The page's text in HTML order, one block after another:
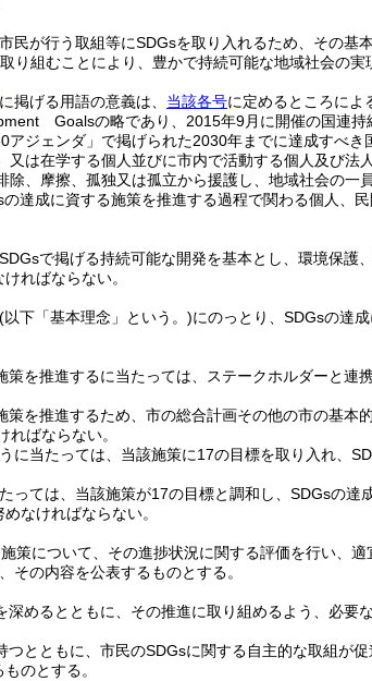
民が行う取組等にSDGsを取り入れるため、その
り組むことにより、豊かで持続可能な地域社会の実
に掲げる用語の意義は、 当該各号に定めるところによ
Goalsの略であり、2015年9月に開催の国連持
ジェンダ」で掲げられた2030年までに達成すべき
は在学する個人並びに市内で活動する個人及び法
、摩擦、孤独又は孤立から援護し、地域社会の一
達成に資する施策を推進する過程で関わる個人、
で掲げる持続可能な開発を基本とし、環境保
ればならない。
(以下「基本理念」という。)にのっとり、SDGsの達
を推進するに当たっては、ステークホルダーと連
策を推進するため、市の総合計画その他の市の基本
ればならない。
に当たっては、当該施策に17の目標を取り入れ、
っては、当該施策が17の目標と調和し、SDGsの
なければならない。
策について、その進捗状況に関する評価を行い、適
その内容を公表するものとする。
めるとともに、その推進に取り組めるよう、必要
つとともに、市民のSDGsに関する自主的な取組が
のとする。